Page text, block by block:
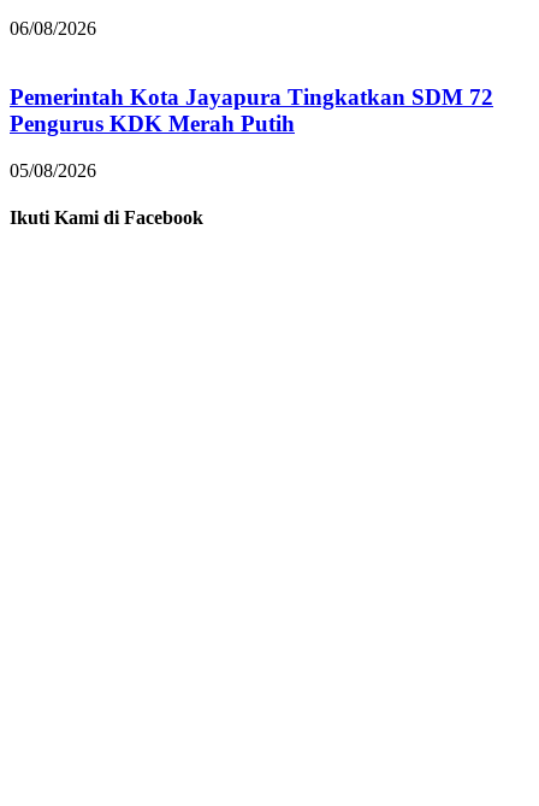
06/08/2026
Pemerintah Kota Jayapura Tingkatkan SDM 72
Pengurus KDK Merah Putih
05/08/2026
Ikuti Kami di Facebook